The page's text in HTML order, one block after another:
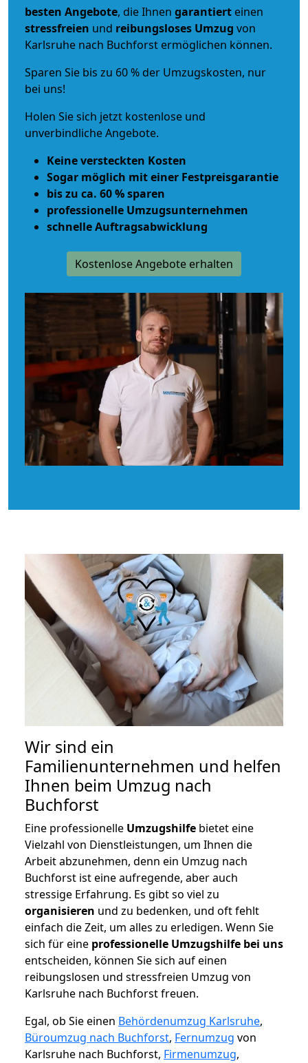
besten Angebote, die Ihnen garantiert einen
stressfreien und reibungsloses Umzug von
Karlsruhe nach Buchforst ermöglichen können.
Sparen Sie bis zu 60 % der Umzugskosten, nur
bei uns!
Holen Sie sich jetzt kostenlose und
unverbindliche Angebote.
Keine versteckten Kosten
Sogar möglich mit einer Festpreisgarantie
bis zu ca. 60 % sparen
professionelle Umzugsunternehmen
schnelle Auftragsabwicklung
Kostenlose Angebote erhalten
Wir sind ein
Familienunternehmen und helfen
Ihnen beim Umzug nach
Buchforst
Eine professionelle Umzugshilfe bietet eine
Vielzahl von Dienstleistungen, um Ihnen die
Arbeit abzunehmen, denn ein Umzug nach
Buchforst ist eine aufregende, aber auch
stressige Erfahrung. Es gibt so viel zu
organisieren und zu bedenken, und oft fehlt
einfach die Zeit, um alles zu erledigen. Wenn Sie
sich für eine professionelle Umzugshilfe bei uns
entscheiden, können Sie sich auf einen
reibungslosen und stressfreien Umzug von
Karlsruhe nach Buchforst freuen.
Egal, ob Sie einen Behördenumzug Karlsruhe,
Büroumzug nach Buchforst, Fernumzug von
Karlsruhe nach Buchforst, Firmenumzug,